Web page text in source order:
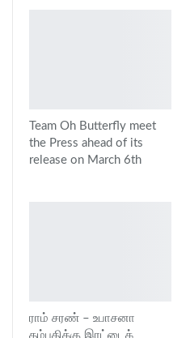
Team Oh Butterfly meet
the Press ahead of its
release on March 6th
ராம் சரண் – உபாசனா
தம்பதிக்கு இரட்டைக்